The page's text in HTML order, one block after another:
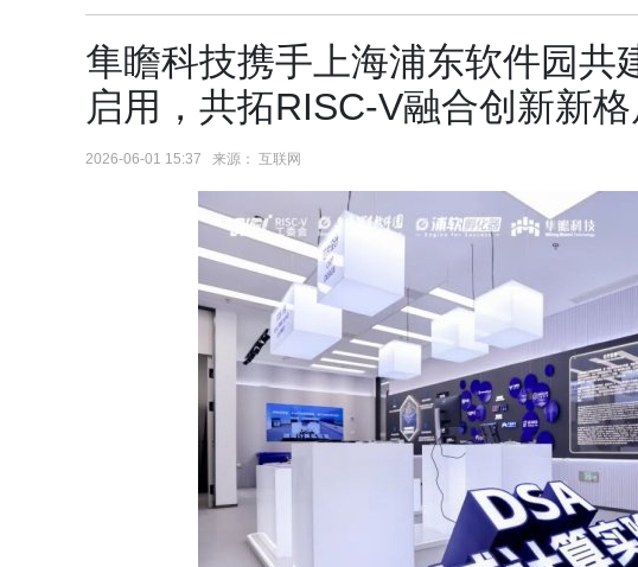
隼瞻科技携手上海浦东软件园共
启用，共拓RISC-V融合创新新格
2026-06-01 15:37 来源： 互联网